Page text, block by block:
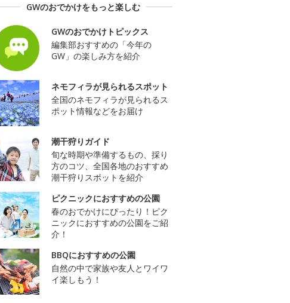
GWのおでかけをもっと楽しむ
GWのおでかけトピックス
編集部おすすめの「今年の
GW」の楽しみ方を紹介
ネモフィラが見られるスポット
全国のネモフィラが見られるス
ポット情報などをお届け
潮干狩りガイド
旬な時期や準備するもの、採り
方のコツ、全国各地のおすすめ
潮干狩りスポットを紹介
ピクニックにおすすめの公園
春のおでかけにぴったり！ピク
ニックにおすすめの公園をご紹
介！
BBQにおすすめの公園
自然の中で家族や友人とワイワ
イ楽しもう！